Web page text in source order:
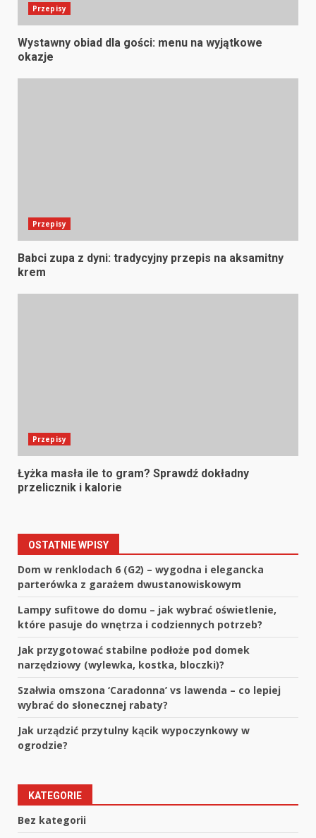
Przepisy
Wystawny obiad dla gości: menu na wyjątkowe
okazje
Przepisy
Babci zupa z dyni: tradycyjny przepis na aksamitny
krem
Przepisy
Łyżka masła ile to gram? Sprawdź dokładny
przelicznik i kalorie
OSTATNIE WPISY
Dom w renklodach 6 (G2) – wygodna i elegancka
parterówka z garażem dwustanowiskowym
Lampy sufitowe do domu – jak wybrać oświetlenie,
które pasuje do wnętrza i codziennych potrzeb?
Jak przygotować stabilne podłoże pod domek
narzędziowy (wylewka, kostka, bloczki)?
Szałwia omszona ‘Caradonna’ vs lawenda – co lepiej
wybrać do słonecznej rabaty?
Jak urządzić przytulny kącik wypoczynkowy w
ogrodzie?
KATEGORIE
Bez kategorii